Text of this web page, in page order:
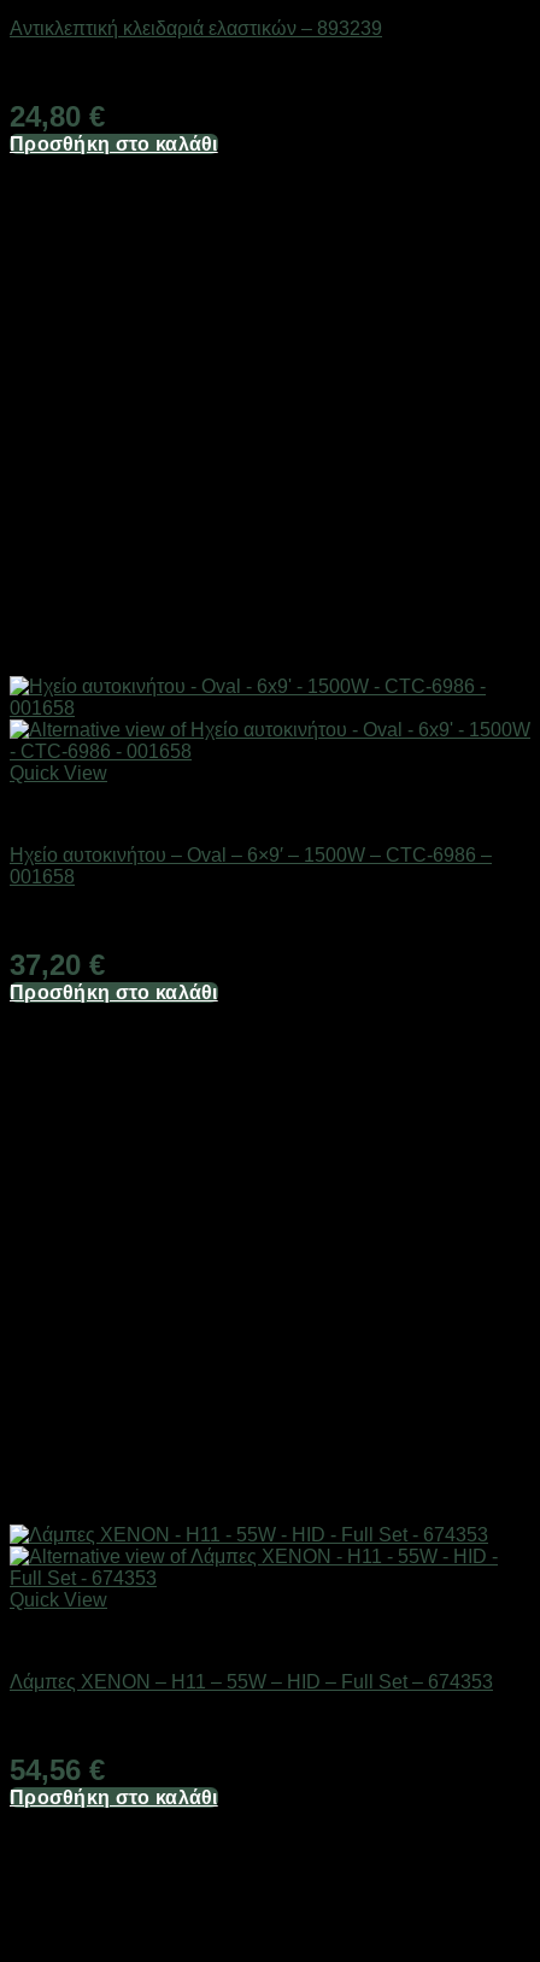
Αντικλεπτική κλειδαριά ελαστικών – 893239
24,80 €
Προσθήκη στο καλάθι
Quick View
Ηχείο αυτοκινήτου – Oval – 6×9′ – 1500W – CTC-6986 –
001658
37,20 €
Προσθήκη στο καλάθι
Quick View
Λάμπες XENON – H11 – 55W – HID – Full Set – 674353
54,56 €
Προσθήκη στο καλάθι